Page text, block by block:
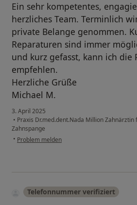
Ein sehr kompetentes,
herzliches Team. Terminlich
private Belange genommen.
Reparaturen sind immer
und kurz gefasst, kann ich die
empfehlen.
Herzliche Grüße
Michael M.
3. April 2025
• Praxis Dr.med.dent.Nada Million
Zahnspange
• Problem melden
Telefonnummer verifiziert